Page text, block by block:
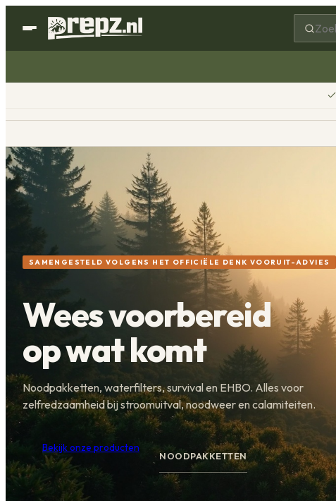
SAMENGESTELD VOLGENS HET OFFICIËLE DENK VOORUIT-ADVIES
Wees voorbereid
op wat komt
Noodpakketten, waterfilters, survival en EHBO. Alles voor
zelfredzaamheid bij stroomuitval, noodweer en calamiteiten.
Bekijk onze producten
NOODPAKKETTEN